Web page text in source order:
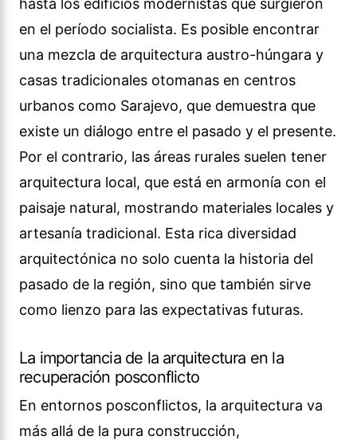
hasta los edificios modernistas que surgieron
en el período socialista. Es posible encontrar
una mezcla de arquitectura austro-húngara y
casas tradicionales otomanas en centros
urbanos como Sarajevo, que demuestra que
existe un diálogo entre el pasado y el presente.
Por el contrario, las áreas rurales suelen tener
arquitectura local, que está en armonía con el
paisaje natural, mostrando materiales locales y
artesanía tradicional. Esta rica diversidad
arquitectónica no solo cuenta la historia del
pasado de la región, sino que también sirve
como lienzo para las expectativas futuras.
La importancia de la arquitectura en la
recuperación posconflicto
En entornos posconflictos, la arquitectura va
más allá de la pura construcción,